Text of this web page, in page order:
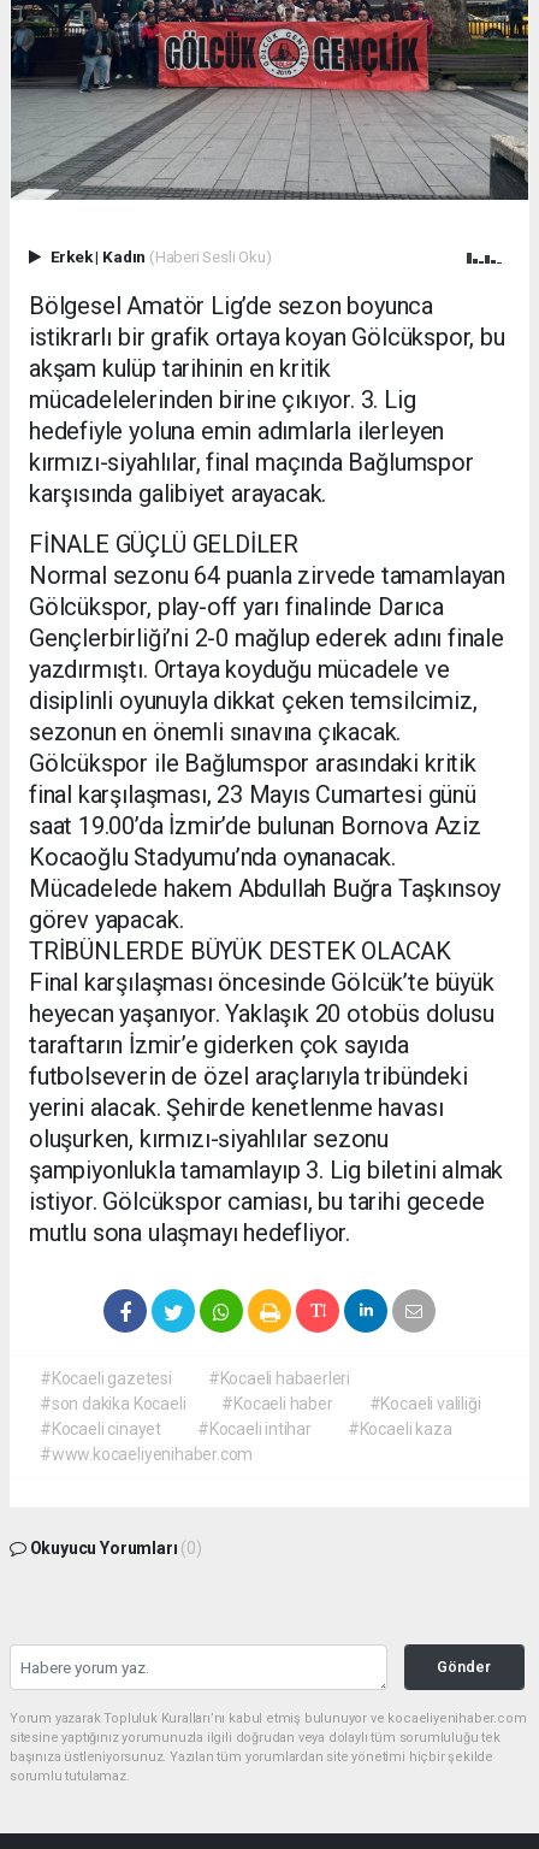
Erkek| Kadın (Haberi Sesli Oku)
Bölgesel Amatör Lig’de sezon boyunca
istikrarlı bir grafik ortaya koyan Gölcükspor, bu
akşam kulüp tarihinin en kritik
mücadelelerinden birine çıkıyor. 3. Lig
hedefiyle yoluna emin adımlarla ilerleyen
kırmızı-siyahlılar, final maçında Bağlumspor
karşısında galibiyet arayacak.
FİNALE GÜÇLÜ GELDİLER
Normal sezonu 64 puanla zirvede tamamlayan
Gölcükspor, play-off yarı finalinde Darıca
Gençlerbirliği’ni 2-0 mağlup ederek adını finale
yazdırmıştı. Ortaya koyduğu mücadele ve
disiplinli oyunuyla dikkat çeken temsilcimiz,
sezonun en önemli sınavına çıkacak.
Gölcükspor ile Bağlumspor arasındaki kritik
final karşılaşması, 23 Mayıs Cumartesi günü
saat 19.00’da İzmir’de bulunan Bornova Aziz
Kocaoğlu Stadyumu’nda oynanacak.
Mücadelede hakem Abdullah Buğra Taşkınsoy
görev yapacak.
TRİBÜNLERDE BÜYÜK DESTEK OLACAK
Final karşılaşması öncesinde Gölcük’te büyük
heyecan yaşanıyor. Yaklaşık 20 otobüs dolusu
taraftarın İzmir’e giderken çok sayıda
futbolseverin de özel araçlarıyla tribündeki
yerini alacak. Şehirde kenetlenme havası
oluşurken, kırmızı-siyahlılar sezonu
şampiyonlukla tamamlayıp 3. Lig biletini almak
istiyor. Gölcükspor camiası, bu tarihi gecede
mutlu sona ulaşmayı hedefliyor.
#Kocaeli gazetesi
#Kocaeli habaerleri
#son dakika Kocaeli
#Kocaeli haber
#Kocaeli valiliği
#Kocaeli cinayet
#Kocaeli intihar
#Kocaeli kaza
#www.kocaeliyenihaber.com
Okuyucu Yorumları (0)
Gönder
Yorum yazarak Topluluk Kuralları’nı kabul etmiş bulunuyor ve kocaeliyenihaber.com
sitesine yaptığınız yorumunuzla ilgili doğrudan veya dolaylı tüm sorumluluğu tek
başınıza üstleniyorsunuz. Yazılan tüm yorumlardan site yönetimi hiçbir şekilde
sorumlu tutulamaz.